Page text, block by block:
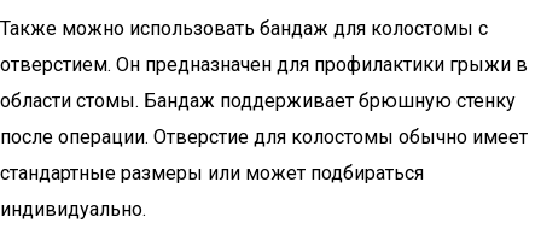
Также можно использовать бандаж для колостомы с
отверстием. Он предназначен для профилактики грыжи в
области стомы. Бандаж поддерживает брюшную стенку
после операции. Отверстие для колостомы обычно имеет
стандартные размеры или может подбираться
индивидуально.